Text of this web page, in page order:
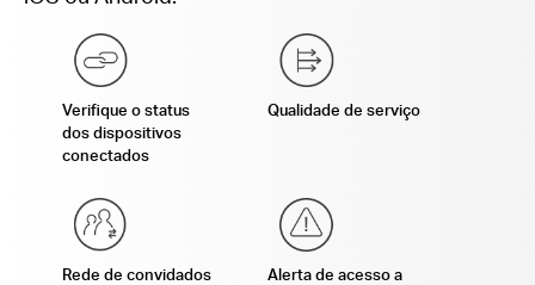
Verifique o status
dos dispositivos
conectados
Qualidade de serviço
Rede de convidados
Alerta de acesso a